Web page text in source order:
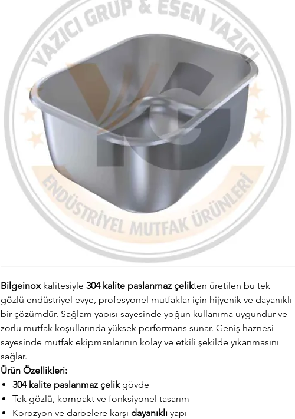
Bilgeinoxkalitesiyle 304 kalite paslanmaz çelikten üretilen bu tek
gözlü endüstriyel evye, profesyonel mutfaklar için hijyenik ve dayanıklı
bir çözümdür. Sağlam yapısı sayesinde yoğun kullanıma uygundur ve
zorlu mutfak koşullarında yüksek performans sunar. Geniş haznesi
sayesinde mutfak ekipmanlarının kolay ve etkili şekilde yıkanmasını
sağlar.
Ürün Özellikleri:
304 kalite paslanmaz çelikgövde
Tek gözlü, kompakt ve fonksiyonel tasarım
Korozyon ve darbelere karşı dayanıklı yapı